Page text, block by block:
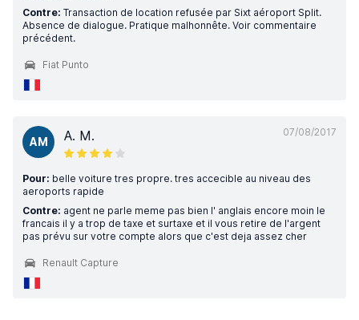
Contre: Transaction de location refusée par Sixt aéroport Split.
Absence de dialogue. Pratique malhonnête. Voir commentaire
précédent.
Fiat Punto
07/08/2017
AM A. M.
Pour: belle voiture tres propre. tres accecible au niveau des
aeroports rapide
Contre: agent ne parle meme pas bien l' anglais encore moin le
francais il y a trop de taxe et surtaxe et il vous retire de l'argent
pas prévu sur votre compte alors que c'est deja assez cher
Renault Capture